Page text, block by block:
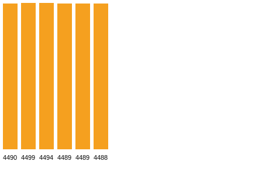
4490 4499 4494 4489 4489 4488